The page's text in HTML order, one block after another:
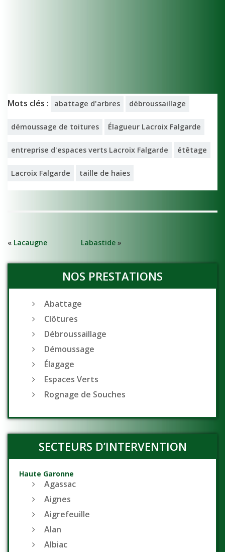
Mots clés : abattage d'arbres débroussaillage
démoussage de toitures Élagueur Lacroix Falgarde
entreprise d'espaces verts Lacroix Falgarde étêtage
Lacroix Falgarde taille de haies
« Lacaugne Labastide»
NOS PRESTATIONS
Abattage
Clôtures
Débroussaillage
Démoussage
Élagage
Espaces Verts
Rognage de Souches
SECTEURS D’INTERVENTION
Haute Garonne
Agassac
Aignes
Aigrefeuille
Alan
Albiac